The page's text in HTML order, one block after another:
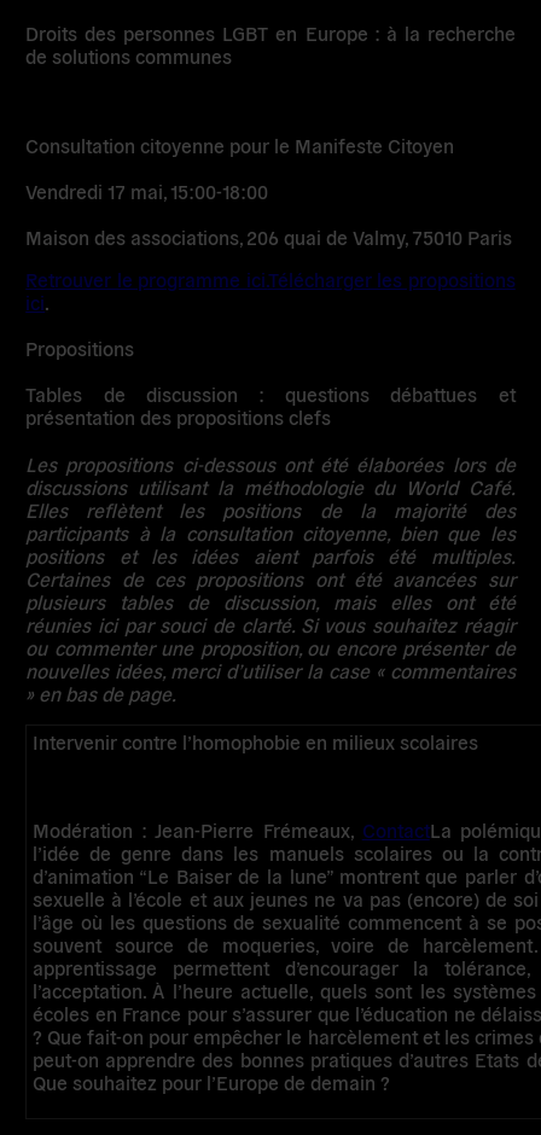
Droits des personnes LGBT en Europe : à la recherche
de solutions communes
Consultation citoyenne pour le Manifeste Citoyen
Vendredi 17 mai, 15:00-18:00
Maison des associations, 206 quai de Valmy, 75010 Paris
Retrouver le programme ici.Télécharger les propositions
ici
Propositions
Tables de discussion : questions débattues et
présentation des propositions clefs
Les propositions ci-dessous ont été élaborées lors de
discussions utilisant la méthodologie du World Café.
Elles reflètent les positions de la majorité des
participants à la consultation citoyenne, bien que les
positions et les idées aient parfois été multiples.
Certaines de ces propositions ont été avancées sur
plusieurs tables de discussion, mais elles ont été
réunies ici par souci de clarté. Si vous souhaitez réagir
ou commenter une proposition, ou encore présenter de
nouvelles idées, merci d’utiliser la case « commentaires
» en bas de page.
Intervenir contre l’homophobie en milieux scolaires
Modération : Jean-Pierre Frémeaux, ContactLa
l’idée de genre dans les manuels scolaires ou la
d’animation “Le Baiser de la lune” montrent que parler
sexuelle à l’école et aux jeunes ne va pas (encore) de
l’âge où les questions de sexualité commencent à se
souvent source de moqueries, voire de harcèlement.
apprentissage permettent d’encourager la
l’acceptation. À l’heure actuelle, quels sont les
écoles en France pour s’assurer que l’éducation ne
? Que fait-on pour empêcher le harcèlement et les crimes
peut-on apprendre des bonnes pratiques d’autres Etats
Que souhaitez pour l’Europe de demain ?